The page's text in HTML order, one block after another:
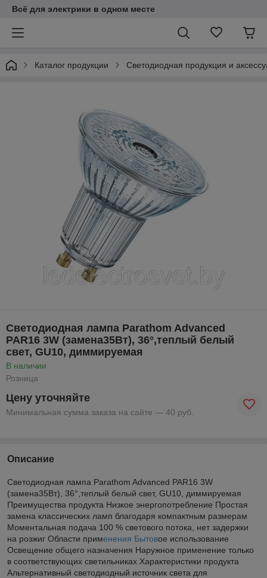
Всё для электрики в одном месте
Каталог продукции Светодиодная продукция и
Cветодиодная лампа Parathom Advanced
PAR16 3W (замена35Вт), 36°,теплый белый
свет, GU10, диммируемая
В наличии
Розница
Цену уточняйте
Минимальная сумма заказа на сайте — 40 руб.
Описание
Cветодиодная лампа Parathom Advanced PAR16 3W
(замена35Вт), 36°,теплый белый свет, GU10, диммируемая
Преимущества продукта Низкое энергопотребление Простая
замена классических ламп благодаря компактным размерам
Моментальная подача 100 % светового потока, нет задержки
на розжиг Области применения Бытовое использование
Освещение общего назначения Наружное применение только
в соответствующих светильниках Характеристики продукта
Альтернативный светодиодный источник света для